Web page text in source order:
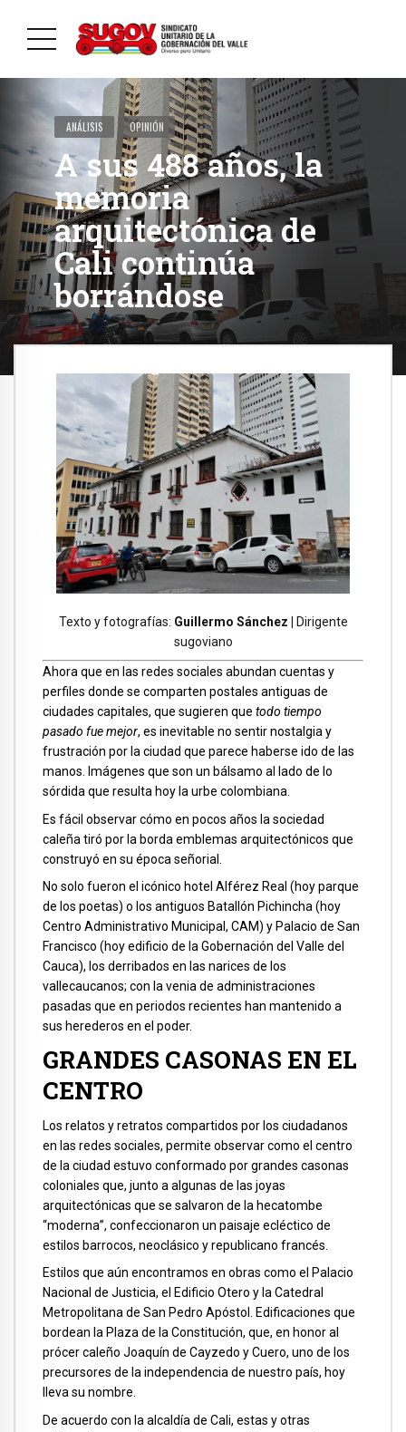
ANÁLISIS OPINIÓN
A sus 488 años, la
memoria
arquitectónica de
Cali continúa
borrándose
Texto y fotografías: Guillermo Sánchez |
Dirigente
sugoviano
Ahora que en las redes sociales abundan cuentas y
perfiles donde se comparten postales antiguas de
ciudades capitales, que sugieren que todo tiempo
pasado fue mejor, es inevitable no sentir nostalgia y
frustración por la ciudad que parece haberse ido de las
manos. Imágenes que son un bálsamo al lado de lo
sórdida que resulta hoy la urbe colombiana.
Es fácil observar cómo en pocos años la sociedad
caleña tiró por la borda emblemas arquitectónicos que
construyó en su época señorial.
No solo fueron el icónico hotel Alférez Real (hoy parque
de los poetas) o los antiguos Batallón Pichincha (hoy
Centro Administrativo Municipal, CAM) y Palacio de San
Francisco (hoy edificio de la Gobernación del Valle del
Cauca), los derribados en las narices de los
vallecaucanos; con la venia de administraciones
pasadas que en periodos recientes han mantenido a
sus herederos en el poder.
GRANDES CASONAS EN EL
CENTRO
Los relatos y retratos compartidos por los ciudadanos
en las redes sociales, permite observar como el centro
de la ciudad estuvo conformado por grandes casonas
coloniales que, junto a algunas de las joyas
arquitectónicas que se salvaron de la hecatombe
“moderna”, confeccionaron un paisaje ecléctico de
estilos barrocos, neoclásico y republicano francés.
Estilos que aún encontramos en obras como el Palacio
Nacional de Justicia, el Edificio Otero y la Catedral
Metropolitana de San Pedro Apóstol. Edificaciones que
bordean la Plaza de la Constitución, que, en honor al
prócer caleño Joaquín de Cayzedo y Cuero, uno de los
precursores de la independencia de nuestro país, hoy
lleva su nombre.
De acuerdo con la alcaldía de Cali, estas y otras